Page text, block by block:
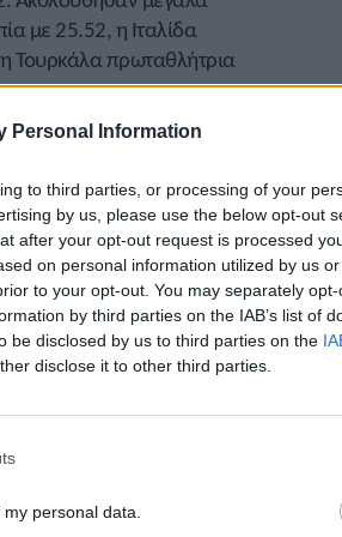
Personal Information
to third parties, or processing of your
by us, please use the below opt-out
after your opt-out request is processed
on personal information utilized by us
to your opt-out. You may separately
by third parties on the IAB’s list of
be disclosed by us to third parties on the
disclose it to other third parties.
personal data.
με 25.52, η Ιταλίδα
Τουρκάλα πρωταθλήτρια
ημιμαραθώνιο στη Ρίβα
Στους άνδρες νικητής ήταν
με 2:39.13. Παράλληλα
με 61.35 καιΒερόνικα
στη Βηρυτό με 2:28.57
Παράλληλα έγινε